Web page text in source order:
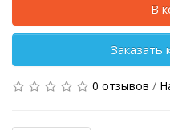
В
Заказать
0 отзывов /